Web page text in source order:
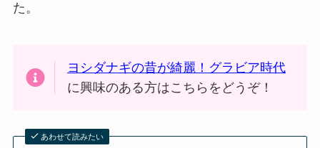
た。
ヨシダナギの昔が綺麗！グラビア時代
に興味のある方はこちらをどうぞ！
あわせて読みたい